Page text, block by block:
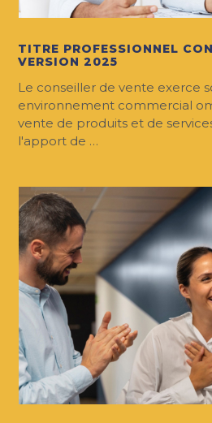
TITRE PROFESSIONNEL
VERSION 2025
Le conseiller de vente exerce
environnement commercial
vente de produits et de
l'apport de …